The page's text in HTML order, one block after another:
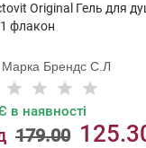
Original Гель для
флакон
Брендс С.Л
в наявності
179.00